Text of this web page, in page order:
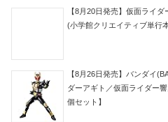
【8月20日発売】仮面ライ
(小学館クリエイティブ単行
【8月26日発売】バンダイ
ダーアギト／仮面ライダー
個セット】